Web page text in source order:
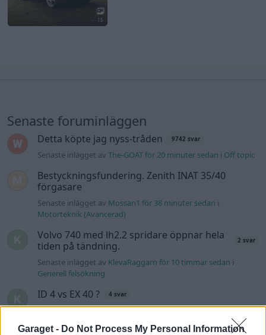
Garaget - Do Not Process My Personal Information
15
Senaste foruminläggen
Detta köpte jag nyss-tråden 9742 svar
Senaste inlägget avThe-GOAT för 20 minuter sedan i Off topic
Bestyckningsfundering. Zenith INAT 35/40
förgasare
Senaste inlägget av Mossan1 för 38 minuter sedan i
Motorteknik (Avancerad)
Volvo 740 med lh2.2 spridare öppnar hela
tiden på tändning.
2 svar
Senaste inlägget av KlevaRaggarn för 10 timmar sedan i
Generell felsökning
ID 4 vs EX 40 ? 4 svar
Senaste inlägget avMickeEng för 16 timmar sedaniEl- och